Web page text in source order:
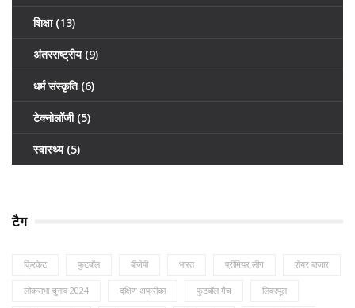
शिक्षा (13)
अंतरराष्ट्रीय (9)
धर्म संस्कृति (6)
टेक्नोलॉजी (5)
स्वास्थ्य (5)
टैग
क्रिकेट फुटबॉल बीजेपी भारत प्रीमियर लीग शेयर बाजार
लोकसभा चुनाव 2024 दक्षिण अफ्रीका फुटबॉल मैच लिवरपूल